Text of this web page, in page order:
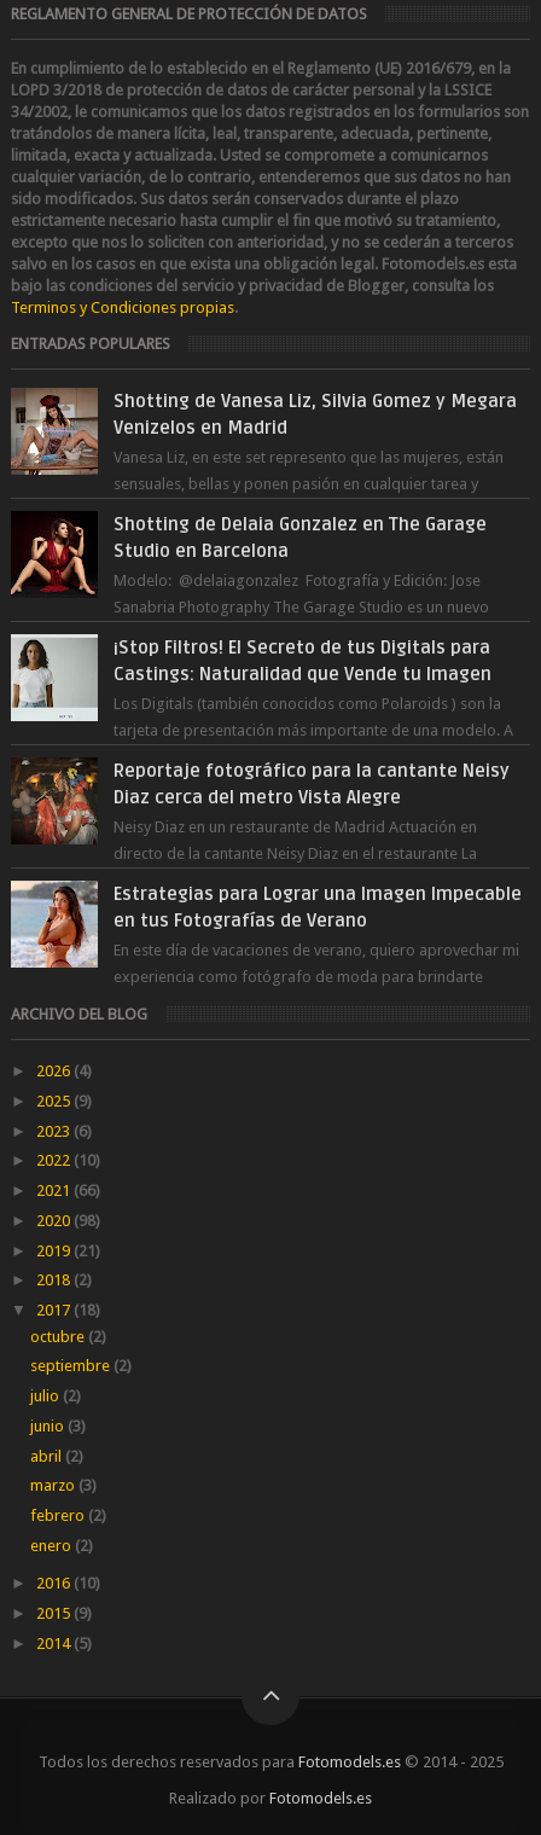
REGLAMENTO GENERAL DE PROTECCIÓN DE DATOS
En cumplimiento de lo establecido en el Reglamento (UE) 2016/679, en la
LOPD 3/2018 de protección de datos de carácter personal y la LSSICE
34/2002, le comunicamos que los datos registrados en los formularios son
tratándolos de manera lícita, leal, transparente, adecuada, pertinente,
limitada, exacta y actualizada. Usted se compromete a comunicarnos
cualquier variación, de lo contrario, entenderemos que sus datos no han
sido modificados. Sus datos serán conservados durante el plazo
estrictamente necesario hasta cumplir el fin que motivó su tratamiento,
excepto que nos lo soliciten con anterioridad, y no se cederán a terceros
salvo en los casos en que exista una obligación legal.Fotomodels.es esta
bajo las condiciones del servicio y privacidad de Blogger, consulta los
Terminos y Condiciones propias.
ENTRADAS POPULARES
Shotting de Vanesa Liz, Silvia Gomez y Megara
Venizelos en Madrid
Vanesa Liz, en este set represento que las mujeres, están
sensuales, bellas y ponen pasión en cualquier tarea y
Shotting de Delaia Gonzalez en The Garage
Studio en Barcelona
Modelo: @delaiagonzalez Fotografía y Edición: Jose
Sanabria Photography The Garage Studio es un nuevo
¡Stop Filtros! El Secreto de tus Digitals para
Castings: Naturalidad que Vende tu Imagen
Los Digitals (también conocidos como Polaroids ) son la
tarjeta de presentación más importante de una modelo. A
Reportaje fotográfico para la cantante Neisy
Diaz cerca del metro Vista Alegre
Neisy Diaz en un restaurante de Madrid Actuación en
directo de la cantante Neisy Diaz en el restaurante La
Estrategias para Lograr una Imagen Impecable
en tus Fotografías de Verano
En este día de vacaciones de verano, quiero aprovechar mi
experiencia como fotógrafo de moda para brindarte
numerosos consejos que te ayudar...
ARCHIVO DEL BLOG
► 2026 (4)
► 2025 (9)
► 2023 (6)
► 2022 (10)
► 2021 (66)
► 2020 (98)
► 2019 (21)
► 2018 (2)
▼ 2017 (18)
octubre (2)
septiembre (2)
julio (2)
junio (3)
abril (2)
marzo (3)
febrero (2)
enero (2)
► 2016 (10)
► 2015 (9)
► 2014 (5)
Todos los derechos reservados para Fotomodels.es© 2014 - 2025
Realizado por Fotomodels.es